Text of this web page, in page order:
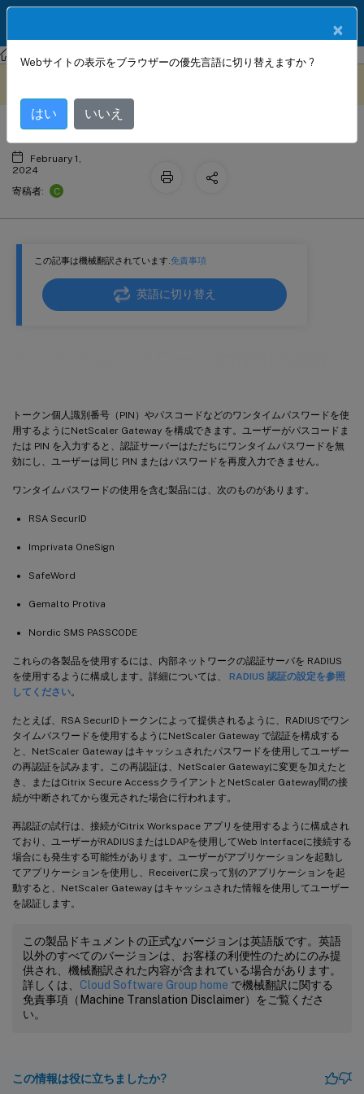
NetScaler Gateway NetScaler Gateway 14.1 認証と承認
この記事は機械翻訳されています.免責事項
英語に切り替え
トークン個人識別番号（PIN）やパスコードなどのワンタイムパスワードを使
用するようにNetScaler Gateway を構成できます。ユーザーがパスコードま
たは PIN を入力すると、認証サーバーはただちにワンタイムパスワードを無
効にし、ユーザーは同じ PIN またはパスワードを再度入力できません。
ワンタイムパスワードの使用を含む製品には、次のものがあります。
RSA SecurID
Imprivata OneSign
SafeWord
Gemalto Protiva
Nordic SMS PASSCODE
これらの各製品を使用するには、内部ネットワークの認証サーバを RADIUS
を使用するように構成します。詳細については、 RADIUS 認証の設定を参照
してください。
たとえば、RSA SecurIDトークンによって提供されるように、RADIUSでワン
タイムパスワードを使用するようにNetScaler Gateway で認証を構成する
と、NetScaler Gateway はキャッシュされたパスワードを使用してユーザー
の再認証を試みます。この再認証は、NetScaler Gatewayに変更を加えたと
き、またはCitrix Secure AccessクライアントとNetScaler Gateway間の接
続が中断されてから復元された場合に行われます。
再認証の試行は、接続がCitrix Workspace アプリを使用するように構成され
ており、ユーザーがRADIUSまたはLDAPを使用してWeb Interfaceに接続する
場合にも発生する可能性があります。ユーザーがアプリケーションを起動し
てアプリケーションを使用し、Receiverに戻って別のアプリケーションを起
動すると、NetScaler Gateway はキャッシュされた情報を使用してユーザー
を認証します。
この製品ドキュメントの正式なバージョンは英語版です。英語
以外のすべてのバージョンは、お客様の利便性のためにのみ提
供され、機械翻訳された内容が含まれている場合があります。
詳しくは、 Cloud Software Group home で機械翻訳に関する
免責事項（Machine Translation Disclaimer）をご覧くださ
い。
この情報は役に立ちましたか?
ワンタイムパスワードの使用の設定
February 1,
2024
寄稿者:
C
×
Webサイトの表示をブラウザーの優先言語に切り替えますか ?
はい いいえ